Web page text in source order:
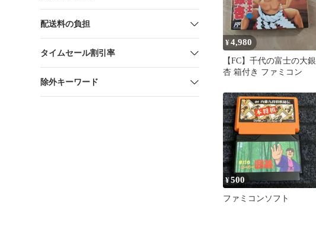
配送料の負担
タイムセール割引率
除外キーワード
¥4,980
【FC】千代の富士の大銀
杏 箱付き ファミコン
¥500
ファミコンソフト